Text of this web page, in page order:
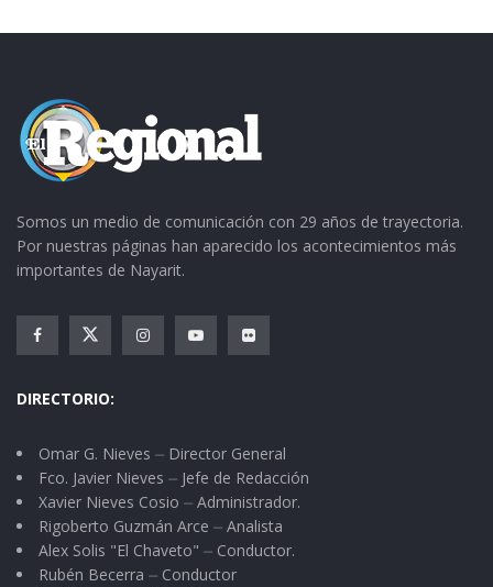
Somos un medio de comunicación con 29 años de trayectoria.
Por nuestras páginas han aparecido los acontecimientos más
importantes de Nayarit.
DIRECTORIO:
Omar G. Nieves ⏤ Director General
Fco. Javier Nieves ⏤ Jefe de Redacción
Xavier Nieves Cosio ⏤ Administrador.
Rigoberto Guzmán Arce ⏤ Analista
Alex Solis "El Chaveto" ⏤ Conductor.
Rubén Becerra ⏤ Conductor